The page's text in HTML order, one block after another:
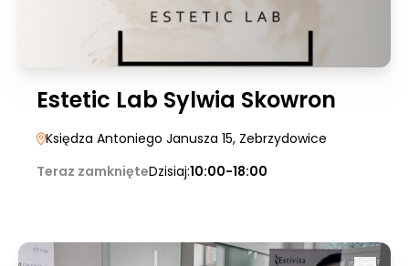
Estetic Lab Sylwia Skowron
Księdza Antoniego Janusza 15, Zebrzydowice
Teraz zamknięteDzisiaj:10:00-18:00